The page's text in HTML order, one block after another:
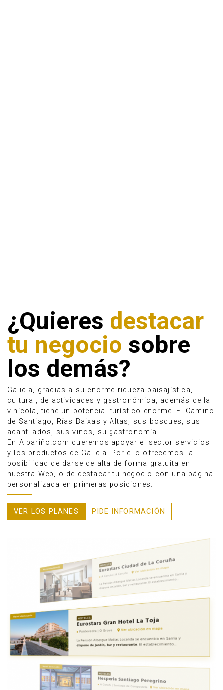
¿Quieres destacar
tu negocio sobre
los demás?
Galicia, gracias a su enorme riqueza paisajística,
cultural, de actividades y gastronómica, además de la
vinícola, tiene un potencial turístico enorme. El Camino
de Santiago, Rías Baixas y Altas, sus bosques, sus
acantilados, sus vinos, su gastronomía…
En Albariño.com queremos apoyar el sector servicios
y los productos de Galicia. Por ello ofrecemos la
posibilidad de darse de alta de forma gratuita en
nuestra Web, o de destacar tu negocio con una página
personalizada en primeras posiciones.
VER LOS PLANES PIDE INFORMACIÓN